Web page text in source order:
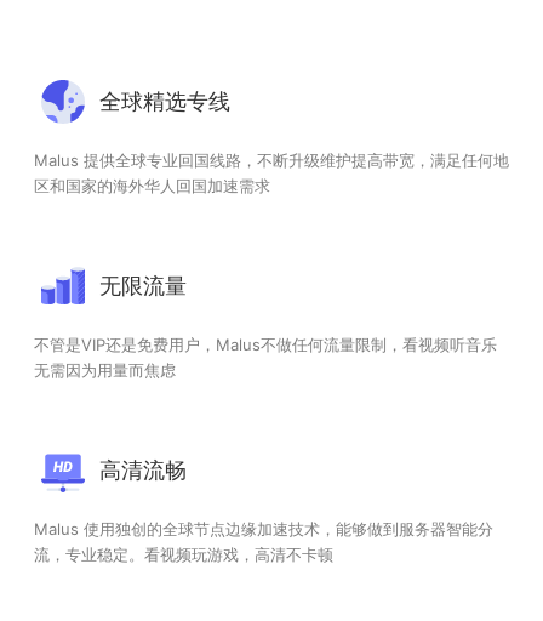
全球精选专线
Malus 提供全球专业回国线路，不断升级维护提高带宽，满足任何地
区和国家的海外华人回国加速需求
无限流量
不管是VIP还是免费用户，Malus不做任何流量限制，看视频听音乐
无需因为用量而焦虑
高清流畅
Malus 使用独创的全球节点边缘加速技术，能够做到服务器智能分
流，专业稳定。看视频玩游戏，高清不卡顿